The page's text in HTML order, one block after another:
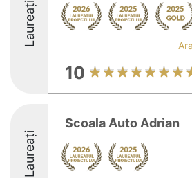
Laureați
10
Laureați
Scoala Auto Adrian